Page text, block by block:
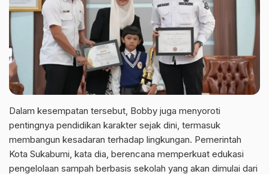
Dalam kesempatan tersebut, Bobby juga menyoroti
pentingnya pendidikan karakter sejak dini, termasuk
membangun kesadaran terhadap lingkungan. Pemerintah
Kota Sukabumi, kata dia, berencana memperkuat edukasi
pengelolaan sampah berbasis sekolah yang akan dimulai dari